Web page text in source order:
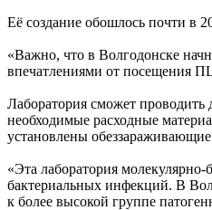
Её создание обошлось почти в
«Важно, что в Волгодонске
впечатлениями от посещения
Лаборатория сможет проводить
необходимые расходные
установлены
«Эта лаборатория
бактериальных инфекций. В
к более высокой группе